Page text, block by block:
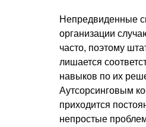
Непредвиденные
организации
часто, поэтому
лишается
навыков по их
Аутсорсинговым
приходится
непростые